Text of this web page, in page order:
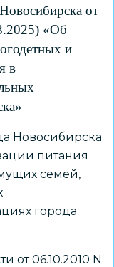
от
«Об
и
в
Новосибирска
питания
семей,
города
от 06.10.2010 N